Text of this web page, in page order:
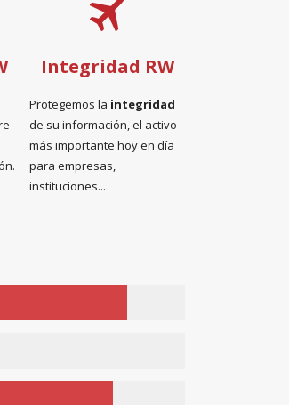
Integridad RW
Protegemos la integridad
de su información, el activo
más importante hoy en día
para empresas,
instituciones...